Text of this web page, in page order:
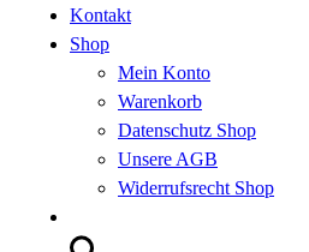
Kontakt
Shop
Mein Konto
Warenkorb
Datenschutz Shop
Unsere AGB
Widerrufsrecht Shop